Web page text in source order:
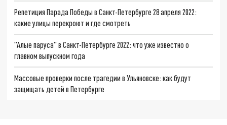
Репетиция Парада Победы в Санкт-Петербурге 28 апреля 2022:
какие улицы перекроют и где смотреть
"Алые паруса" в Санкт-Петербурге 2022: что уже известно о
главном выпускном года
Массовые проверки после трагедии в Ульяновске: как будут
защищать детей в Петербурге